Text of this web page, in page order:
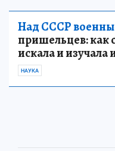
Над СССР
пришельцев: как
искала и
НАУКА